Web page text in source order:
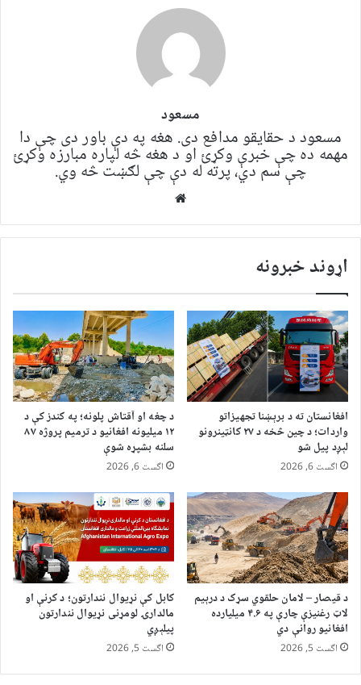
مسعود
مسعود د حقایقو مدافع دی. هغه په ​​​​دې باور دی چې دا
مهمه ده چې خبرې وکړئ او د هغه څه لپاره مبارزه وکړئ
چې سم دي، پرته له دې چې لګښت څه وي.
اړوند خبرونه
افغانستان ته د برېښنا تجهیزاتو
واردات؛ د چین څخه د ۲۷ کانټینرونو
لېږد پیل شو
اگست 6, 2026
د چغه او آقتاش پلونه؛ په کندز کې د
۱۲ میلیونه افغانیو د ترمیم پروژه ۸۷
سلنه بشپړه شوې
اگست 6, 2026
د قیصار – لامان حلقوي سړک د درېیم
لاټ رغنیزې چارې په ۴.۶ میلیارده
افغانیو روانې دي
اگست 5, 2026
کابل کې نړیوال نندارتون؛ د کرنې او
مالدارۍ لومړنی نړیوال نندارتون
پیلېږي
اگست 5, 2026